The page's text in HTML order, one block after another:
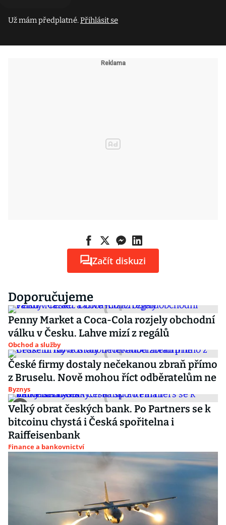
Už mám předplatné.Přihlásit se
Začít diskuzi
Doporučujeme
Penny Market a Coca-Cola rozjely obchodní
válku v Česku. Lahve mizí z regálů
Obchod a služby
České firmy dostaly nečekanou zbraň přímo
z Bruselu. Nově mohou říct odběratelům ne
Byznys
Velký obrat českých bank. Po Partners se k
bitcoinu chystá i Česká spořitelna i
Raiffeisenbank
Finance a bankovnictví